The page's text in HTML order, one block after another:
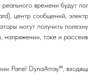
времени будут
центр сообщений,
могут получить
напряжении, токе и
Panel DynaArray™,